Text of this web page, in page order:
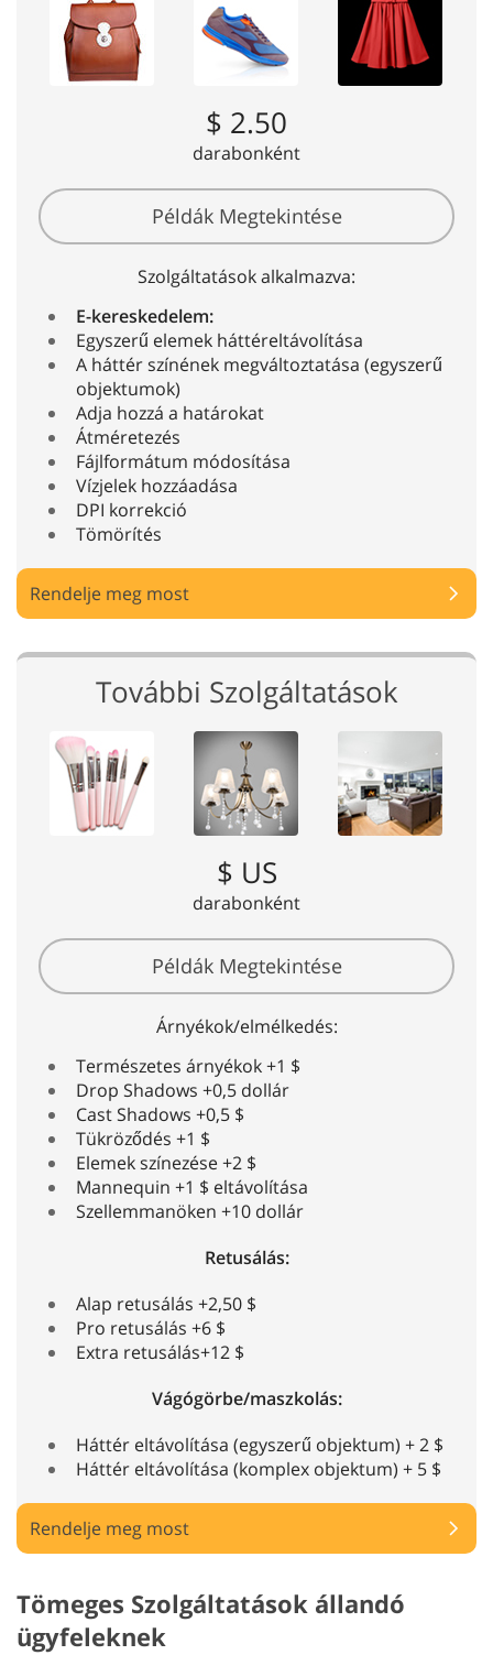
$ 2.50
darabonként
Példák Megtekintése
Szolgáltatások alkalmazva:
E-kereskedelem:
Egyszerű elemek háttéreltávolítása
A háttér színének megváltoztatása (egyszerű
objektumok)
Adja hozzá a határokat
Átméretezés
Fájlformátum módosítása
Vízjelek hozzáadása
DPI korrekció
Tömörítés
Rendelje meg most
További Szolgáltatások
$ US
darabonként
Példák Megtekintése
Árnyékok/elmélkedés:
Természetes árnyékok +1 $
Drop Shadows +0,5 dollár
Cast Shadows +0,5 $
Tükröződés +1 $
Elemek színezése +2 $
Mannequin +1 $ eltávolítása
Szellemmanöken +10 dollár
Retusálás:
Alap retusálás +2,50 $
Pro retusálás +6 $
Extra retusálás+12 $
Vágógörbe/maszkolás:
Háttér eltávolítása (egyszerű objektum) + 2 $
Háttér eltávolítása (komplex objektum) + 5 $
Rendelje meg most
Tömeges Szolgáltatások állandó
ügyfeleknek